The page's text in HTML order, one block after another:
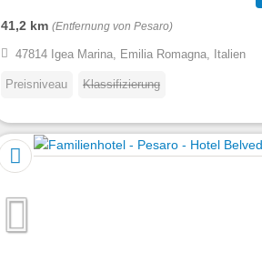
41,2 km (Entfernung von Pesaro)
47814 Igea Marina, Emilia Romagna, Italien
Preisniveau Klassifizierung